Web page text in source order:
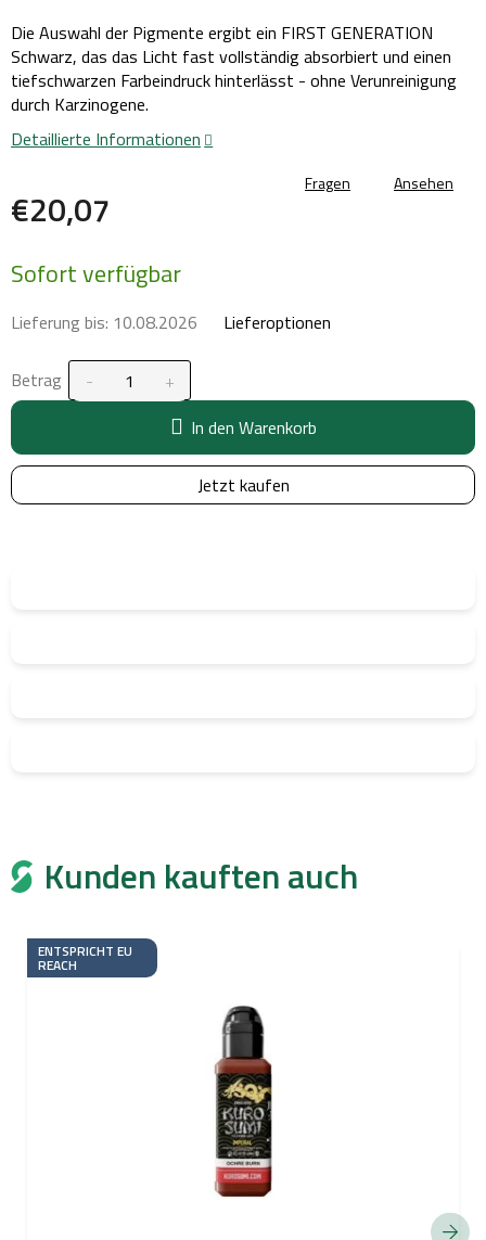
€20,07
Sofort verfügbar
Lieferung bis: 10.08.2026 Lieferoptionen
Betrag
In den Warenkorb
Jetzt kaufen
Die Auswahl der Pigmente ergibt ein FIRST GENERATION
Schwarz, das das Licht fast vollständig absorbiert und einen
tiefschwarzen Farbeindruck hinterlässt - ohne Verunreinigung
durch Karzinogene.
Detaillierte Informationen
Fragen Ansehen
Kunden kauften auch
ENTSPRICHT EU
REACH